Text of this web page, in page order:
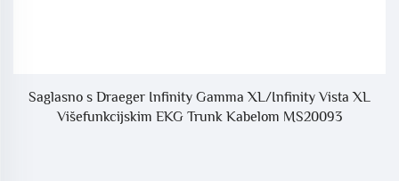
Saglasno s Draeger Infinity Gamma XL/Infinity Vista XL
Višefunkcijskim EKG Trunk Kabelom MS20093